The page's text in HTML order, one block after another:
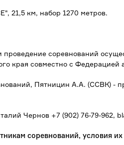
21,5 км, набор 1270 метров.
соревнований
края совместно с Федерацией
Пятницин А.А. (ССВК) -
Чернов +7 (902) 76-79-962,
соревнований, условия